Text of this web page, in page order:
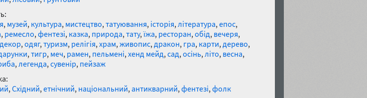
, музей, культура, мистецтво,татуювання, історія,література,епос,
, ремесло,фентезі, казка, природа,тату,їжа, ресторан,обід, вечеря,
декор,одяг,туризм, релігія,храм,живопис,дракон, гра, карти,дерево,
,тигр, меч, рамен, пельмені,хенд мейд,сад,осінь,літо, весна,
,легенда,сувенір, пейзаж
,Східний,етнічний, національний,антикварний,фентезі,фолк